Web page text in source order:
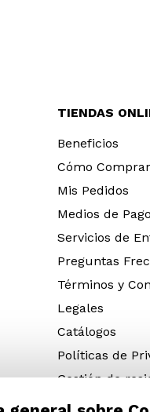
TIENDAS
Beneficios
Cómo Comprar
Mis Pedidos
Medios de Pago
Servicios de
Preguntas
Términos y
Legales
Catálogos
Políticas de
Gestión de